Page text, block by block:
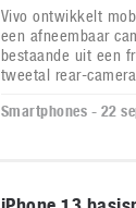
Vivo ontwikkelt
een afneembaar
bestaande uit een
tweetal rear-
Smartphones - 22